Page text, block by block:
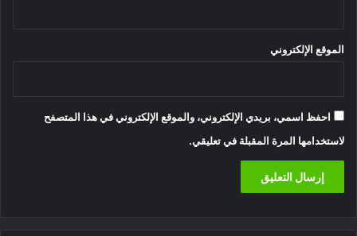
الموقع الإلكتروني
احفظ اسمي، بريدي الإلكتروني، والموقع الإلكتروني في هذا المتصفح
لاستخدامها المرة المقبلة في تعليقي.